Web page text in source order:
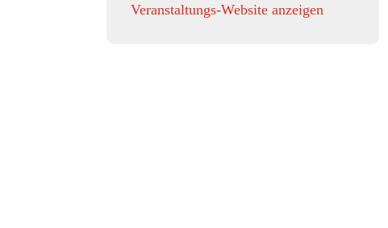
Veranstaltungs-Website anzeigen